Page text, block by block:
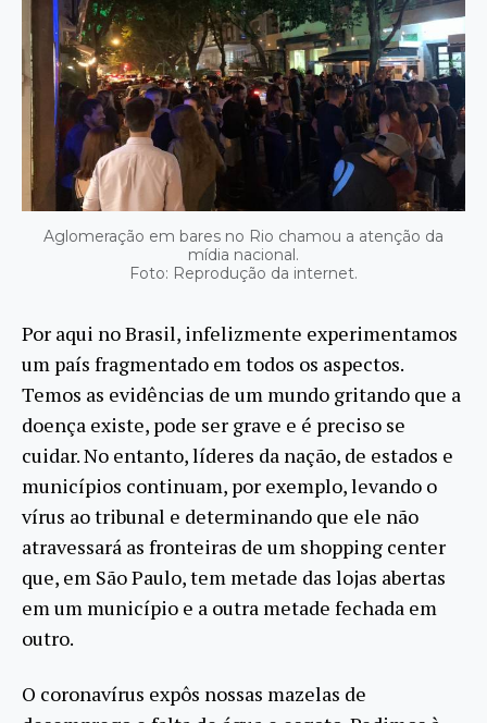
Aglomeração em bares no Rio chamou a atenção da
mídia nacional.
Foto: Reprodução da internet.
Por aqui no Brasil, infelizmente experimentamos
um país fragmentado em todos os aspectos.
Temos as evidências de um mundo gritando que a
doença existe, pode ser grave e é preciso se
cuidar. No entanto, líderes da nação, de estados e
municípios continuam, por exemplo, levando o
vírus ao tribunal e determinando que ele não
atravessará as fronteiras de um shopping center
que, em São Paulo, tem metade das lojas abertas
em um município e a outra metade fechada em
outro.
O coronavírus expôs nossas mazelas de